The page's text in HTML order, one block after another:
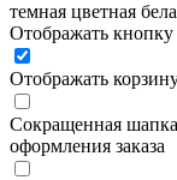
темная цветная
Отображать
Отображать
Сокращенная
оформления заказа